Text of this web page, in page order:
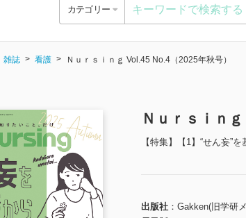
カテゴリー
雑誌 看護 Ｎｕｒｓｉｎｇ Vol.45 No.4（2025年秋号）
Ｎｕｒｓｉｎ
【特集】【1】“せん妄”
出版社
Gakken(旧学研